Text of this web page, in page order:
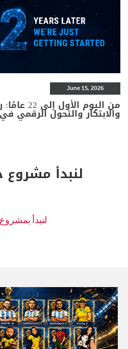
June 15, 2026
من اليوم
والابتكار والتحول
لنبدأ مشروع